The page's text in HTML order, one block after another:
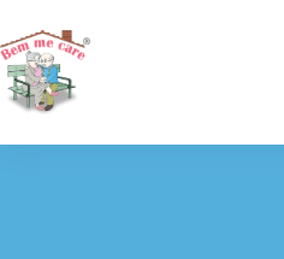
para
o
conteúdo